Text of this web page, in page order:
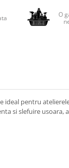
O
ideal pentru
si slefuire usoara,